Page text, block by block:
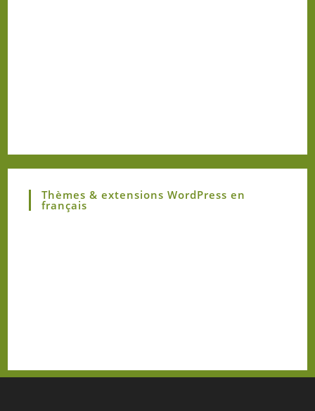
Thèmes & extensions WordPress en
français